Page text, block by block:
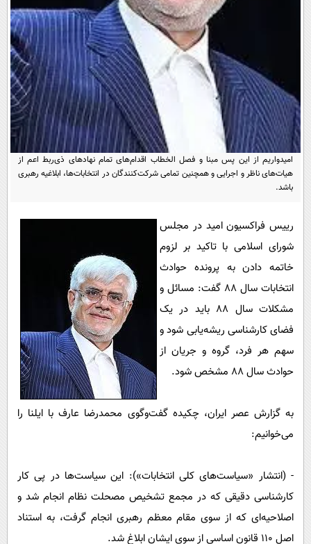
سرگرمی
فناوری
حوادث
محیط زیست
سلامت
فرهنگی
سیاست خارجی
پیامک
روانشناسی
دانلود
امیدواریم از این پس مبنا و فصل الخطاب اقدام‌های تمام نهادهای ذی‌ربط اعم از
هیات‌های ناظر و اجرایی و همچنین تمامی شرکت‌کنندگان در انتخابات‌ها، ابلاغیه رهبری
باشد.
رییس فراکسیون امید در مجلس
شورای اسلامی با تاکید بر لزوم
خاتمه دادن به پرونده حوادث
انتخابات سال ۸۸ گفت: مسائل و
مشکلات سال ۸۸ باید در یک
فضای کارشناسی ریشه‌یابی شود و
سهم هر فرد، گروه و جریان از
حوادث سال ۸۸ مشخص شود.
به گزارش عصر ایران، چکیده گفت‌وگوی محمدرضا عارف با ایلنا را
می‌خوانیم:
- (انتشار «سیاست‌های کلی انتخابات»): این سیاست‌ها در پی کار
کارشناسی دقیقی که در مجمع تشخیص مصحلت نظام انجام شد و
اصلاحیه‌ای که از سوی مقام معظم رهبری انجام گرفت، به استناد
اصل ۱۱۰ قانون اساسی از سوی ایشان ابلاغ شد.